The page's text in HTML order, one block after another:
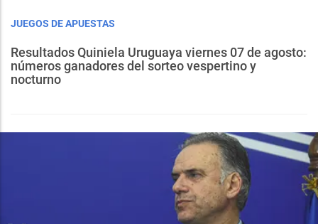
JUEGOS DE APUESTAS
Resultados Quiniela Uruguaya viernes 07 de agosto:
números ganadores del sorteo vespertino y
nocturno